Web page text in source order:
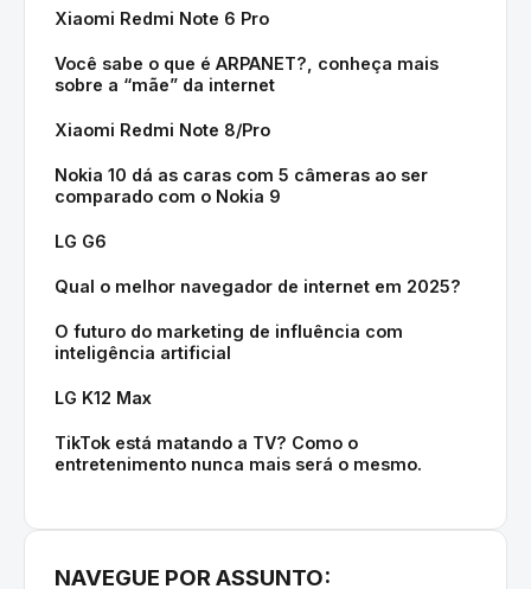
Xiaomi Redmi Note 6 Pro
Você sabe o que é ARPANET?, conheça mais
sobre a “mãe” da internet
Xiaomi Redmi Note 8/Pro
Nokia 10 dá as caras com 5 câmeras ao ser
comparado com o Nokia 9
LG G6
Qual o melhor navegador de internet em 2025?
O futuro do marketing de influência com
inteligência artificial
LG K12 Max
TikTok está matando a TV? Como o
entretenimento nunca mais será o mesmo.
NAVEGUE POR ASSUNTO: